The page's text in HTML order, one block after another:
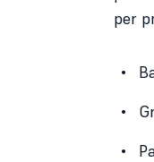
per